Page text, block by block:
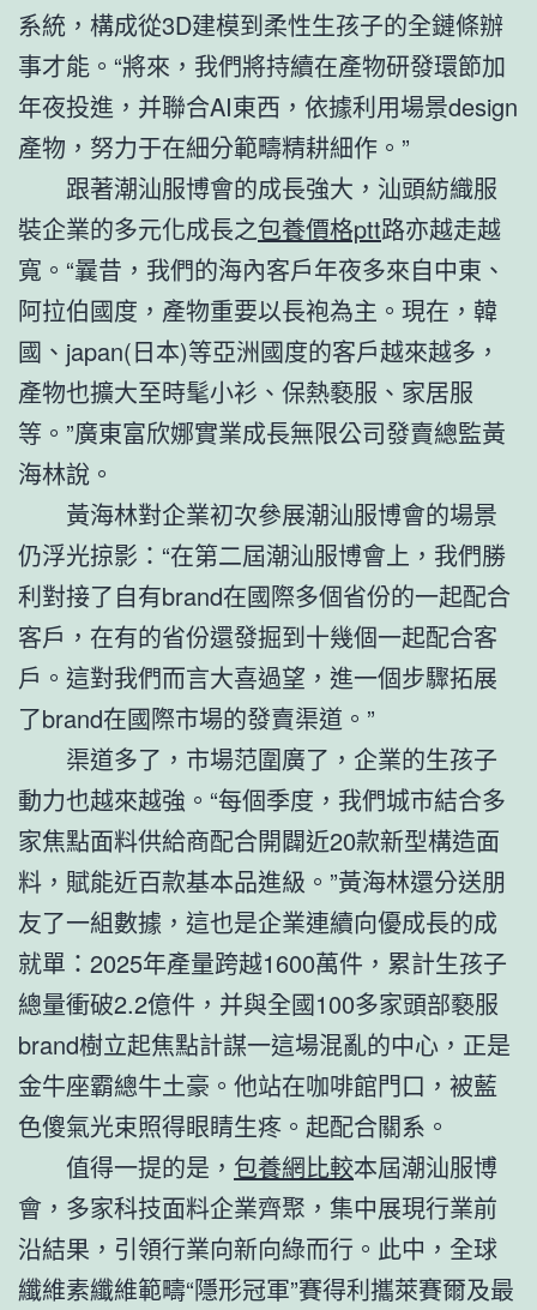
系統，構成從3D建模到柔性生孩子的全鏈條辦
事才能。“將來，我們將持續在產物研發環節加
年夜投進，并聯合AI東西，依據利用場景design
產物，努力于在細分範疇精耕細作。”
跟著潮汕服博會的成長強大，汕頭紡織服
裝企業的多元化成長之包養價格ptt路亦越走越
寬。“曩昔，我們的海內客戶年夜多來自中東、
阿拉伯國度，產物重要以長袍為主。現在，韓
國、japan(日本)等亞洲國度的客戶越來越多，
產物也擴大至時髦小衫、保熱褻服、家居服
等。”廣東富欣娜實業成長無限公司發賣總監黃
海林說。
黃海林對企業初次參展潮汕服博會的場景
仍浮光掠影：“在第二屆潮汕服博會上，我們勝
利對接了自有brand在國際多個省份的一起配合
客戶，在有的省份還發掘到十幾個一起配合客
戶。這對我們而言大喜過望，進一個步驟拓展
了brand在國際市場的發賣渠道。”
渠道多了，市場范圍廣了，企業的生孩子
動力也越來越強。“每個季度，我們城市結合多
家焦點面料供給商配合開闢近20款新型構造面
料，賦能近百款基本品進級。”黃海林還分送朋
友了一組數據，這也是企業連續向優成長的成
就單：2025年產量跨越1600萬件，累計生孩子
總量衝破2.2億件，并與全國100多家頭部褻服
brand樹立起焦點計謀一這場混亂的中心，正是
金牛座霸總牛土豪。他站在咖啡館門口，被藍
色傻氣光束照得眼睛生疼。起配合關系。
值得一提的是， 包養網比較本屆潮汕服博
會，多家科技面料企業齊聚，集中展現行業前
沿結果，引領行業向新向綠而行。此中，全球
纖維素纖維範疇“隱形冠軍”賽得利攜萊賽爾及最